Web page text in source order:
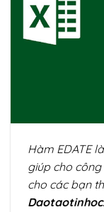
Hàm EDATE
giúp cho
cho các bạn